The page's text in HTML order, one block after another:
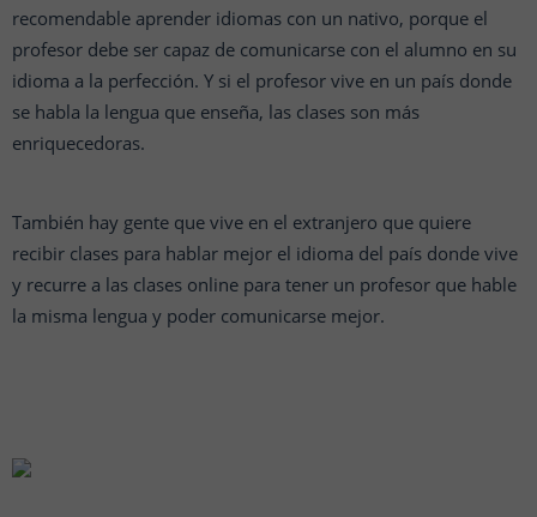
recomendable aprender idiomas con un nativo, porque el
profesor debe ser capaz de comunicarse con el alumno en su
idioma a la perfección. Y si el profesor vive en un país donde
se habla la lengua que enseña, las clases son más
enriquecedoras.
También hay gente que vive en el extranjero que quiere
recibir clases para hablar mejor el idioma del país donde vive
y recurre a las clases online para tener un profesor que hable
la misma lengua y poder comunicarse mejor.